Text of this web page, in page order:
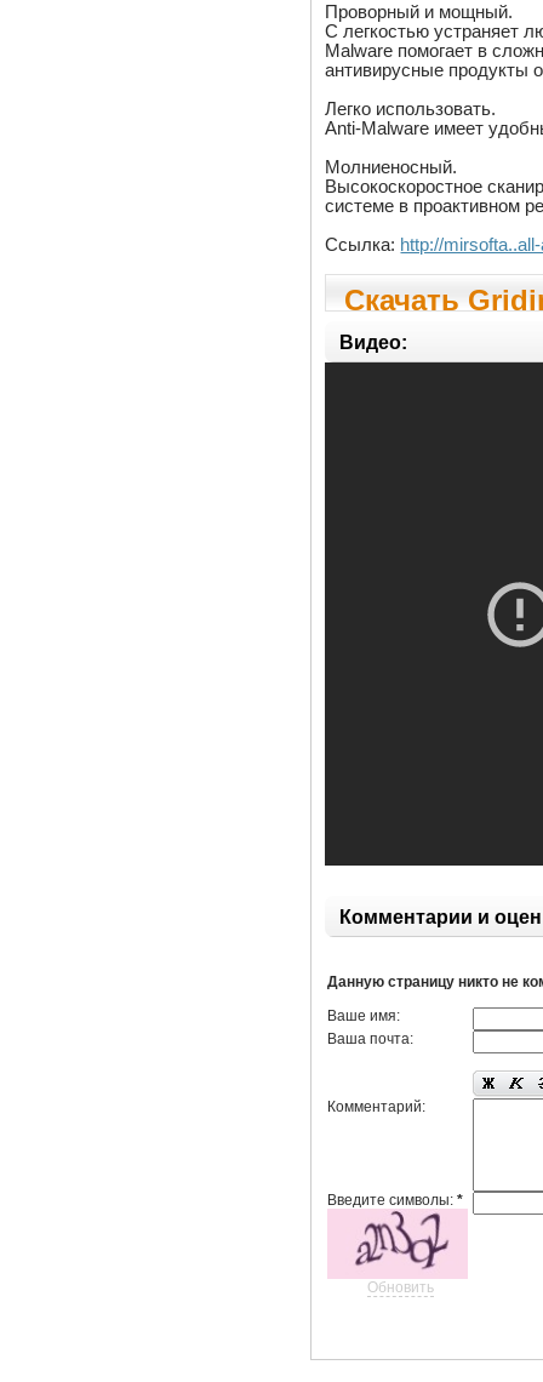
Проворный и мощный.
С легкостью устраняет
Malware помогает в
антивирусные продукты
Легко использовать.
Anti-Malware имеет
Молниеносный.
Высокоскоростное
системе в проактивном
Ссылка: http://
Скачать
Видео:
Комментарии и
Данную страницу никто не
Ваше имя:
Ваша почта:
Комментарий:
Введите символы:*
Обновить